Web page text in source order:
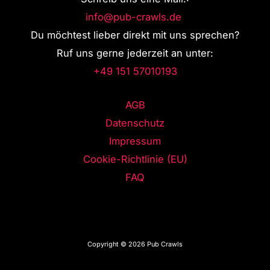
info@pub-crawls.de
Du möchtest lieber direkt mit uns sprechen?
Ruf uns gerne jederzeit an unter:
+49 151 57010193
AGB
Datenschutz
Impressum
Cookie-Richtlinie (EU)
FAQ
Copyright © 2026 Pub Crawls